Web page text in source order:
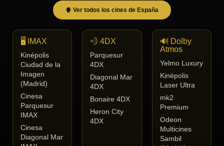
🍿 Ver todos los cines de España
🖥️ IMAX
Kinépolis
Ciudad de la
Imagen
(Madrid)
Cinesa
Parquesur
IMAX
Cinesa
Diagonal Mar
💨 4DX
Parquesur
4DX
Diagonal Mar
4DX
Bonaire 4DX
Heron City
4DX
🔊 Dolby
Atmos
Yelmo Luxury
Kinépolis
Laser Ultra
mk2
Premium
Odeon
Multicines
Sambil